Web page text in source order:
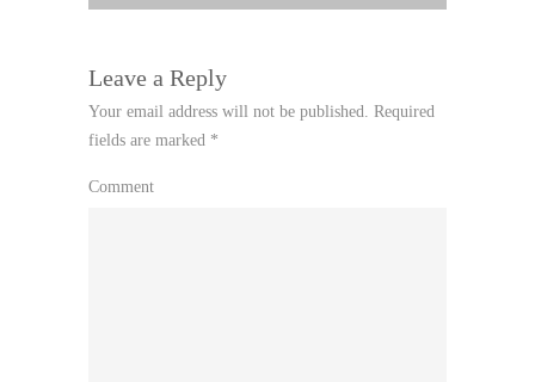
navigation
Leave a Reply
Your email address will not be published. Required
fields are marked *
Comment